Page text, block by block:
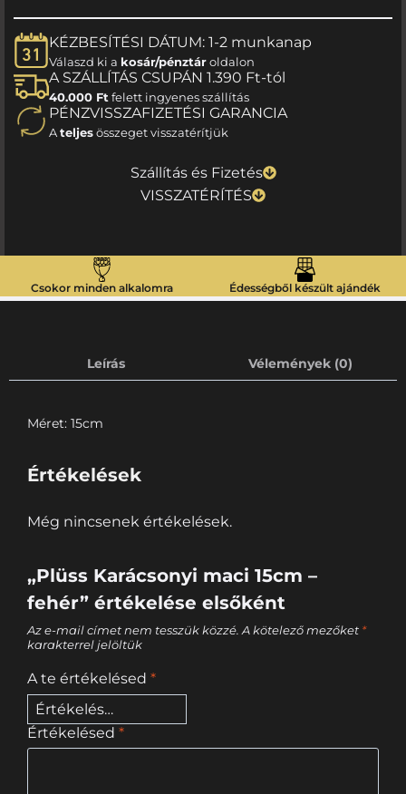
KÉZBESÍTÉSI DÁTUM: 1-2 munkanap
Válaszd ki a kosár/pénztároldalon
A SZÁLLÍTÁS CSUPÁN 1.390 Ft-tól
40.000 Ft felett ingyenes szállítás
PÉNZVISSZAFIZETÉSI GARANCIA
Ateljesösszeget visszatérítjük
Szállítás és Fizetés
VISSZATÉRÍTÉS
Csokor minden alkalomra Édességből készült ajándék
Leírás Vélemények (0)
Méret: 15cm
Értékelések
Még nincsenek értékelések.
„Plüss Karácsonyi maci 15cm –
fehér” értékelése elsőként
Az e-mail címet nem tesszük közzé. A kötelező mezőket *
karakterrel jelöltük
A te értékelésed *
Értékelésed *